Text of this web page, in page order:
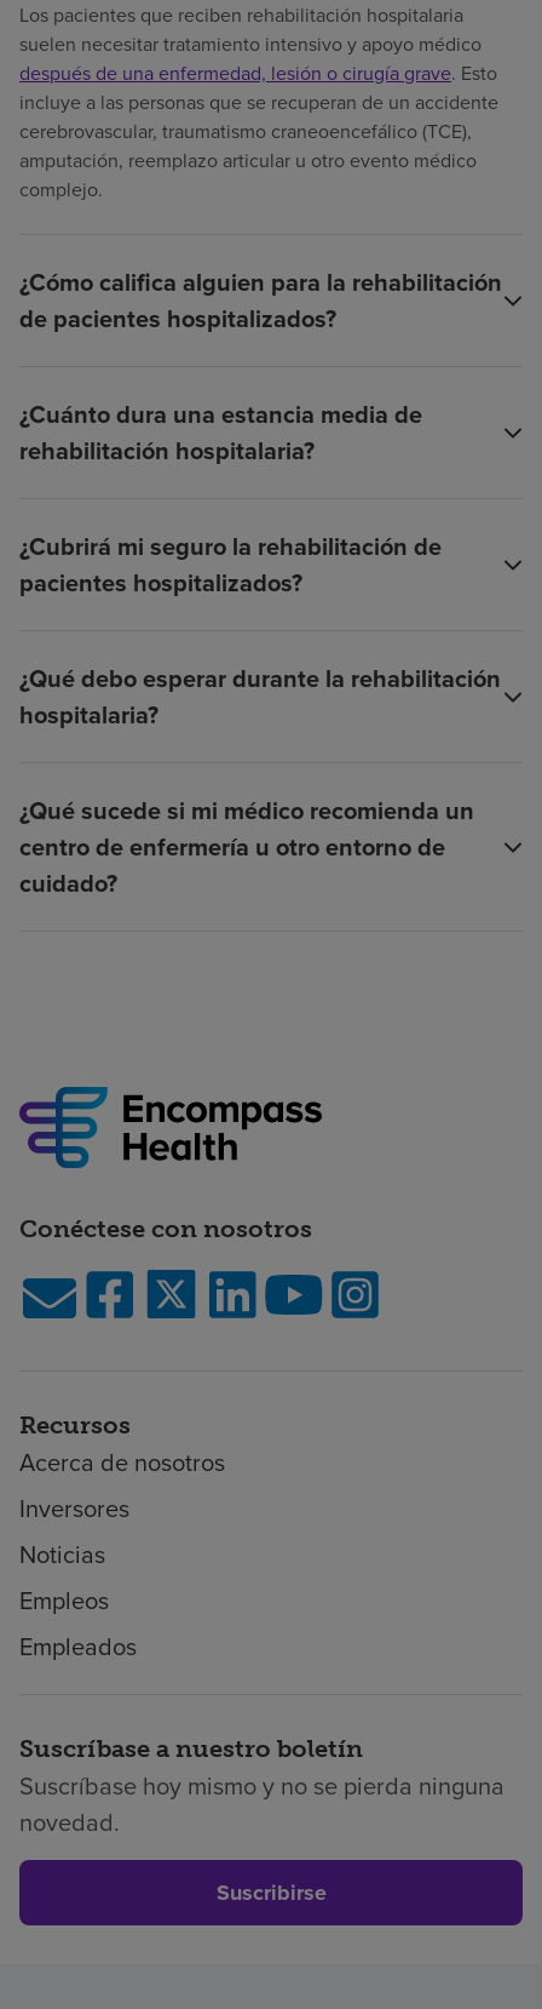
Los pacientes que reciben rehabilitación hospitalaria
suelen necesitar tratamiento intensivo y apoyo médico
después de una enfermedad, lesión o cirugía grave. Esto
incluye a las personas que se recuperan de un accidente
cerebrovascular, traumatismo craneoencefálico (TCE),
amputación, reemplazo articular u otro evento médico
complejo.
¿Cómo califica alguien para la rehabilitación
de pacientes hospitalizados?
¿Cuánto dura una estancia media de
rehabilitación hospitalaria?
¿Cubrirá mi seguro la rehabilitación de
pacientes hospitalizados?
¿Qué debo esperar durante la rehabilitación
hospitalaria?
¿Qué sucede si mi médico recomienda un
centro de enfermería u otro entorno de
cuidado?
Conéctese con nosotros
Recursos
Acerca de nosotros
Inversores
Noticias
Empleos
Empleados
Suscríbase a nuestro boletín
Suscríbase hoy mismo y no se pierda ninguna
novedad.
Suscribirse